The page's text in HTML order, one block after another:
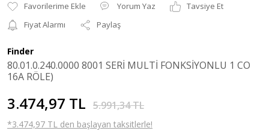
Yorum Yaz
Tavsiye Et
Fiyat Alarmı
Paylaş
Finder
80.01.0.240.0000 8001 SERİ MULTİ FONKSİYONLU 1 CO
16A RÖLE)
3.474,97 TL 5.991,34 TL
*3.474,97 TL den başlayan taksitlerle!